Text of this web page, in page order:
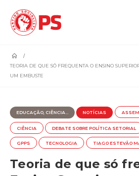
TEORIA DE QUE SÓ FREQUENTA O ENSINO
UM EMBUSTE
EDUCAÇÃO, CIÊNCIA... NOTÍCIAS
CIÊNCIA DEBATE SOBRE POLÍTICA SETORIAL
GPPS TECNOLOGIA TIAGO ESTEVÃO
Teoria de que só